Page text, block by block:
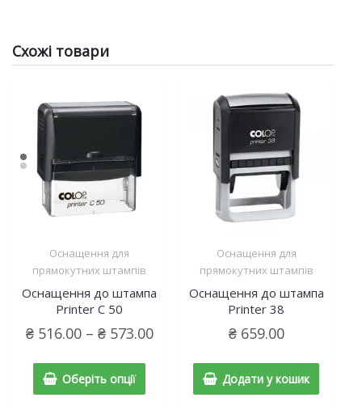
Схожі товари
Оснащення для
прямокутних штампів
Оснащення до штампа
Printer C 50
₴516.00– ₴573.00
Оберіть опції
Оснащення для
прямокутних штампів
Оснащення до штампа
Printer 38
₴659.00
Додати у кошик